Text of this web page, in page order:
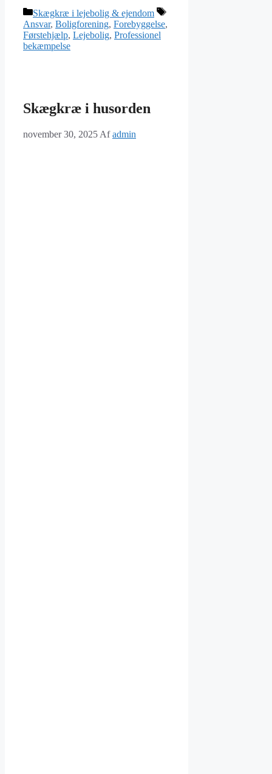
Skægkræ i lejebolig & ejendom
Ansvar, Boligforening, Forebyggelse,
Førstehjælp, Lejebolig, Professionel
bekæmpelse
Skægkræ i husorden
november 30, 2025 Afadmin